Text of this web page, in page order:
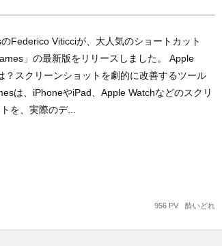
Federico Viticciが、大人気のショートカット
」の最新版をリリースしました。 Apple
？スクリーンショットを劇的に改善するツール
は、iPhoneやiPad、Apple Watchなどのスクリ
を、実際のデ...
酔いどれ
956 PV